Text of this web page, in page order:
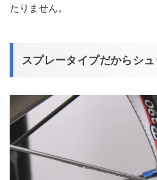
たりません。
スプレータイプだからシ